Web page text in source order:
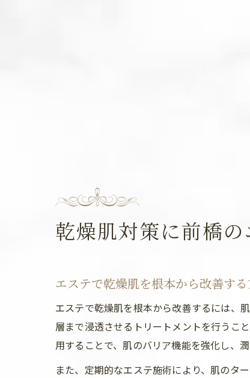
乾燥肌対策に前橋
エステで乾燥肌を根本から改善す
エステで乾燥肌を根本から改善するには、
層まで浸透させるトリートメントを行うこ
用することで、肌のバリア機能を強化し、
また、定期的なエステ施術により、肌のタ